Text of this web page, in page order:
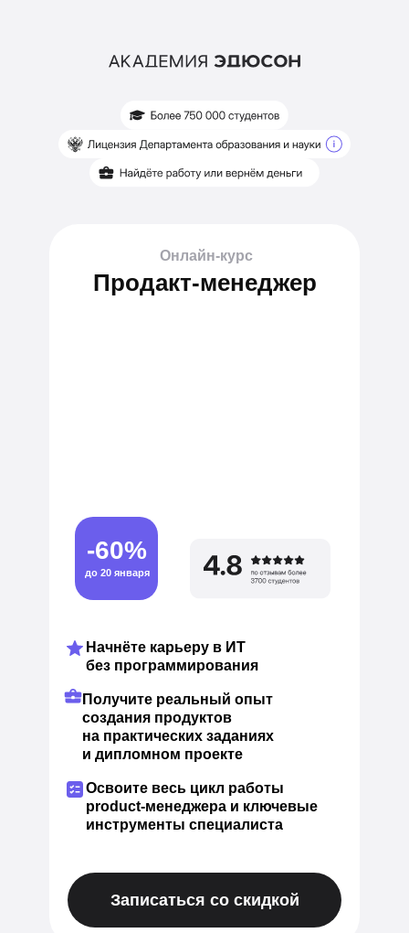
Продакт-менеджер
Онлайн-курс
Записаться со скидкой
-60%
до 20 января
Освоите весь цикл работы
product-менеджера и ключевые
инструменты специалиста
Получите реальный опыт
создания продуктов
на практических заданиях
и дипломном проекте
Начнёте карьеру в ИТ
без программирования